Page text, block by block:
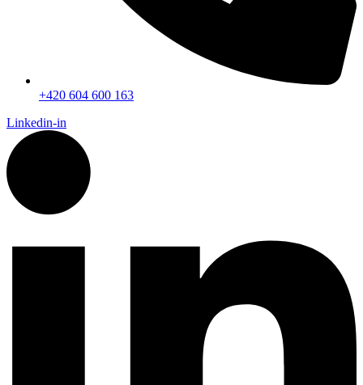
+420 604 600 163
Linkedin-in